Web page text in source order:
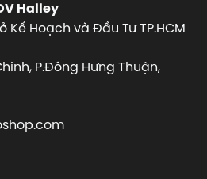
Halley
Kế Hoạch và Đầu Tư TP.HCM
P.Đông Hưng Thuận,